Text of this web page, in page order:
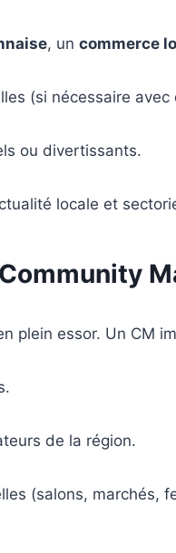
, un commerce
(si nécessaire
ou divertissants.
locale et
plein essor. Un CM
de la région.
(salons, marchés,